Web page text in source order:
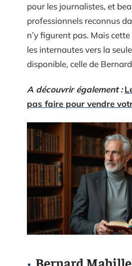
pour les journalistes, et
professionnels reconnus
n’y figurent pas. Mais
les internautes vers la
disponible, celle de
A découvrir également :
pas faire pour vendre
Bernard Mabille